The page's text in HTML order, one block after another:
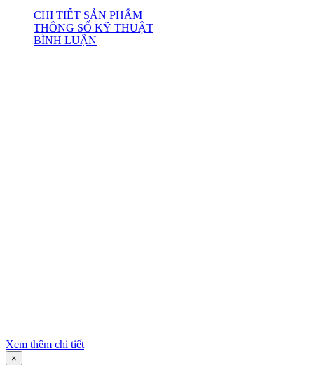
CHI TIẾT SẢN PHẨM
THÔNG SỐ KỸ THUẬT
BÌNH LUẬN
Xem thêm chi tiết
×